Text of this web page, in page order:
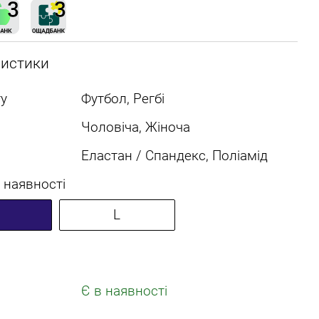
Футбол, Регбі
Чоловіча, Жіноча
Еластан / Спандекс, Поліамід
L
Є в наявності